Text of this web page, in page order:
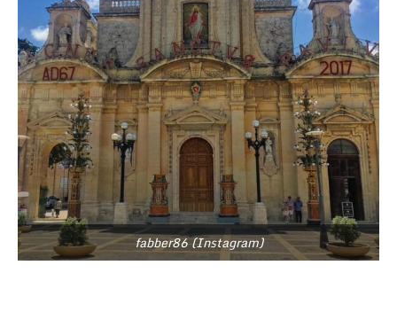
fabber86 (Instagram)